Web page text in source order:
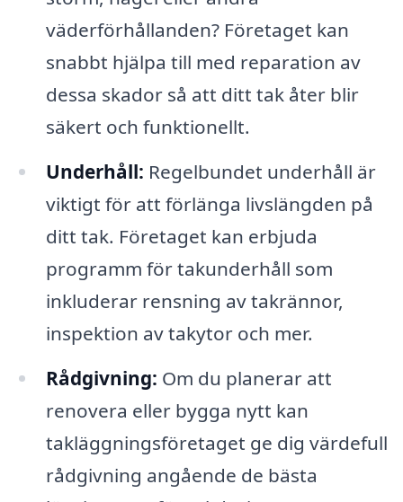
väderförhållanden? Företaget kan
snabbt hjälpa till med reparation av
dessa skador så att ditt tak åter blir
säkert och funktionellt.
Underhåll: Regelbundet underhåll är
viktigt för att förlänga livslängden på
ditt tak. Företaget kan erbjuda
programm för takunderhåll som
inkluderar rensning av takrännor,
inspektion av takytor och mer.
Rådgivning: Om du planerar att
renovera eller bygga nytt kan
takläggningsföretaget ge dig värdefull
rådgivning angående de bästa